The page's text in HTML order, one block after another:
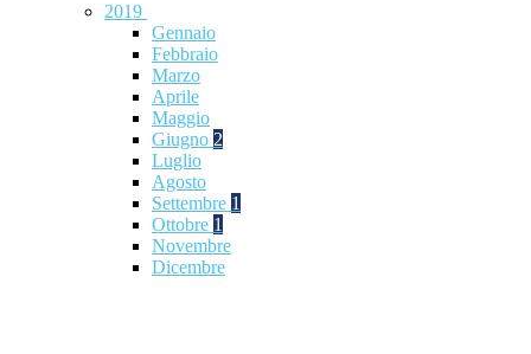
2019
Gennaio
Febbraio
Marzo
Aprile
Maggio
Giugno 2
Luglio
Agosto
Settembre 1
Ottobre 1
Novembre
Dicembre